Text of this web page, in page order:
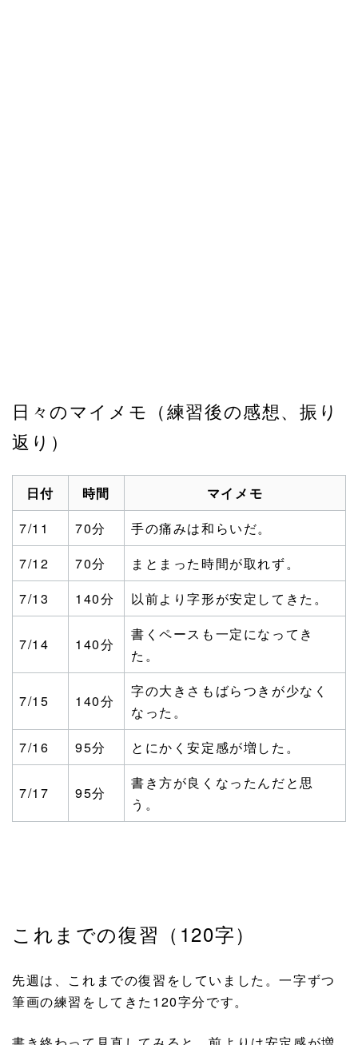
日々のマイメモ（練習後の感想、振り
返り）
日付 時間
マイメモ
7/11
70分
手の痛みは和らいだ。
7/12
70分
まとまった時間が取れず。
7/13
140分 以前より字形が安定してきた。
7/14 140分
書くペースも一定になってき
た。
7/15 140分
字の大きさもばらつきが少なく
なった。
7/16
95分 とにかく安定感が増した。
7/17 95分
書き方が良くなったんだと思
う。
これまでの復習（120字）
先週は、これまでの復習をしていました。一字ずつ
筆画の練習をしてきた120字分です。